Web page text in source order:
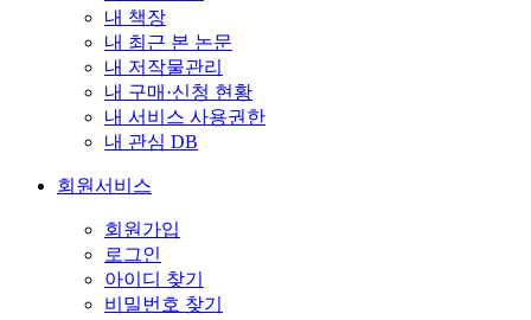
내 책장
내 최근 본 논문
내 저작물관리
내 구매·신청 현황
내 서비스 사용권한
내 관심 DB
회원서비스
회원가입
로그인
아이디 찾기
비밀번호 찾기